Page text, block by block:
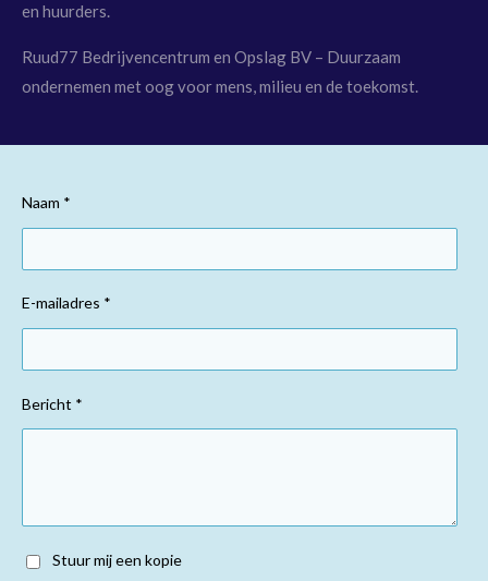
en huurders.
Ruud77 Bedrijvencentrum en Opslag BV – Duurzaam
ondernemen met oog voor mens, milieu en de toekomst.
Naam *
E-mailadres *
Bericht *
Stuur mij een kopie